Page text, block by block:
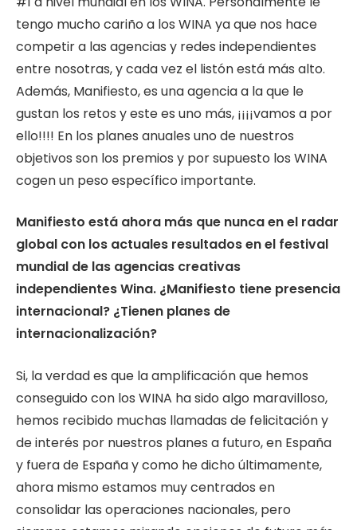
tengo mucho cariño a los WINA ya que nos hace
competir a las agencias y redes independientes
entre nosotras, y cada vez el listón está más alto.
Además, Manifiesto, es una agencia a la que le
gustan los retos y este es uno más, ¡¡¡¡vamos a por
ello!!!! En los planes anuales uno de nuestros
objetivos son los premios y por supuesto los WINA
cogen un peso específico importante.
Manifiesto está ahora más que nunca en el radar
global con los actuales resultados en el festival
mundial de las agencias creativas
independientes Wina. ¿Manifiesto tiene presencia
internacional? ¿Tienen planes de
internacionalización?
Si, la verdad es que la amplificación que hemos
conseguido con los WINA ha sido algo maravilloso,
hemos recibido muchas llamadas de felicitación y
de interés por nuestros planes a futuro, en España
y fuera de España y como he dicho últimamente,
ahora mismo estamos muy centrados en
consolidar las operaciones nacionales, pero